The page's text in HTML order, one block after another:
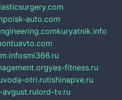
poisk-auto.com
kuryatnik.info
smi366.ru
yes-fitness.ru
voda-otri.rutishinapve.ru
lord-tv.ru